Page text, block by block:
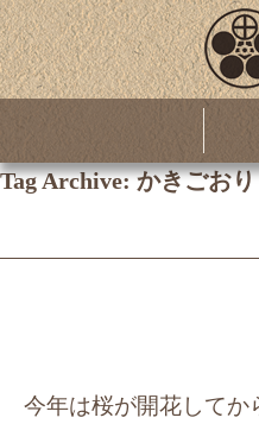
Tag Archive: かきごおり
今年は桜が開花してか